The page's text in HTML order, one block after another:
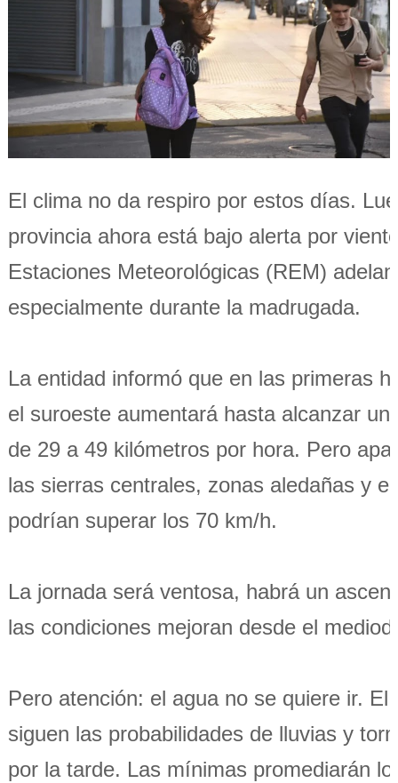
El clima no da respiro por estos días.
provincia ahora está bajo alerta por
Estaciones Meteorológicas (REM)
especialmente durante la madrugada.
La entidad informó que en las primeras
el suroeste aumentará hasta alcanzar
de 29 a 49 kilómetros por hora. Pero
las sierras centrales, zonas aledañas y
podrían superar los 70 km/h.
La jornada será ventosa, habrá un
las condiciones mejoran desde el
Pero atención: el agua no se quiere ir.
siguen las probabilidades de lluvias y
por la tarde. Las mínimas promediarán